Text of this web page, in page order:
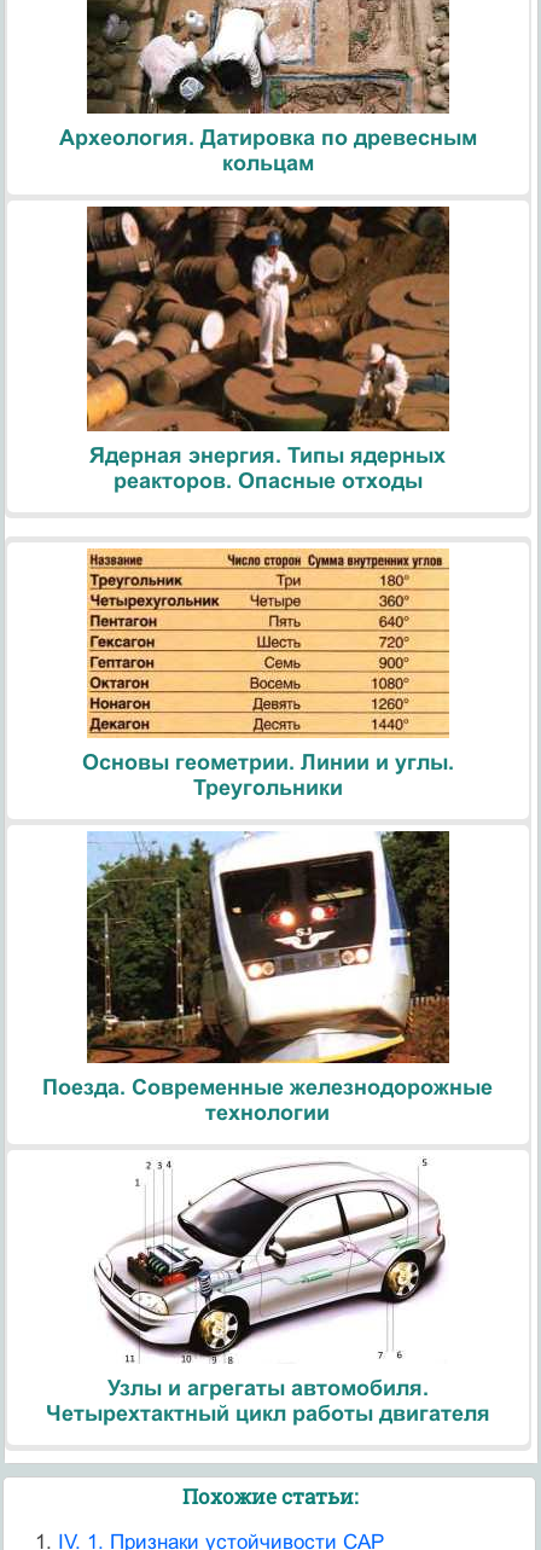
Археология. Датировка по древесным
кольцам
Ядерная энергия. Типы ядерных
реакторов. Опасные отходы
Основы геометрии. Линии и углы.
Треугольники
Поезда. Современные железнодорожные
технологии
Узлы и агрегаты автомобиля.
Четырехтактный цикл работы двигателя
Похожие статьи:
IV. 1. Признаки устойчивости САР